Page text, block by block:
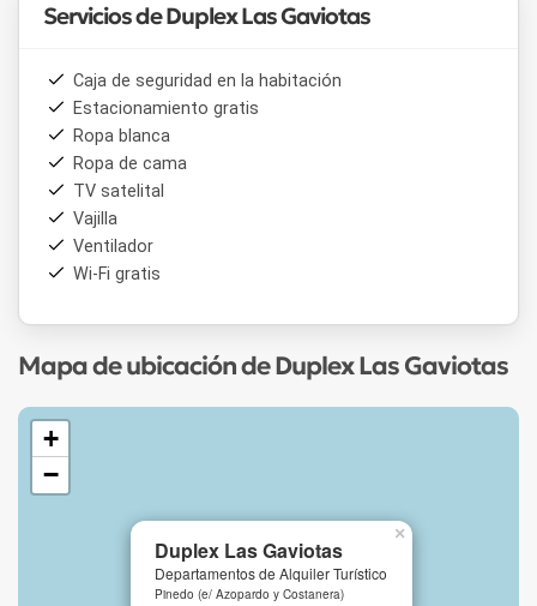
Servicios de Duplex Las Gaviotas
Caja de seguridad en la habitación
Estacionamiento gratis
Ropa blanca
Ropa de cama
TV satelital
Vajilla
Ventilador
Wi-Fi gratis
Mapa de ubicación de Duplex Las Gaviotas
Duplex Las Gaviotas
Departamentos de Alquiler Turístico
Pinedo (e/ Azopardo y Costanera)
×
+
−